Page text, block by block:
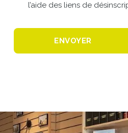
l’aide des liens de
ENVOYER